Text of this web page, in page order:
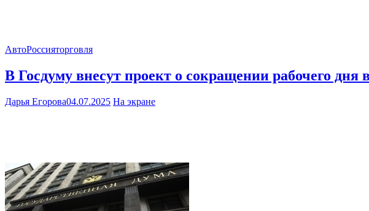
АвтоРоссияторговля
В Госдуму внесут проект о сокращении рабочего дня
Дарья Егорова04.07.2025 На экране